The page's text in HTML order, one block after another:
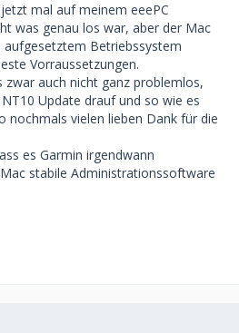
mal auf meinem eeePC
was genau los war, aber der Mac
Betriebssystem
Vorraussetzungen.
zwar auch nicht ganz problemlos,
Update drauf und so wie es
nochmals vielen lieben Dank für die
es Garmin irgendwann
stabile Administrationssoftware